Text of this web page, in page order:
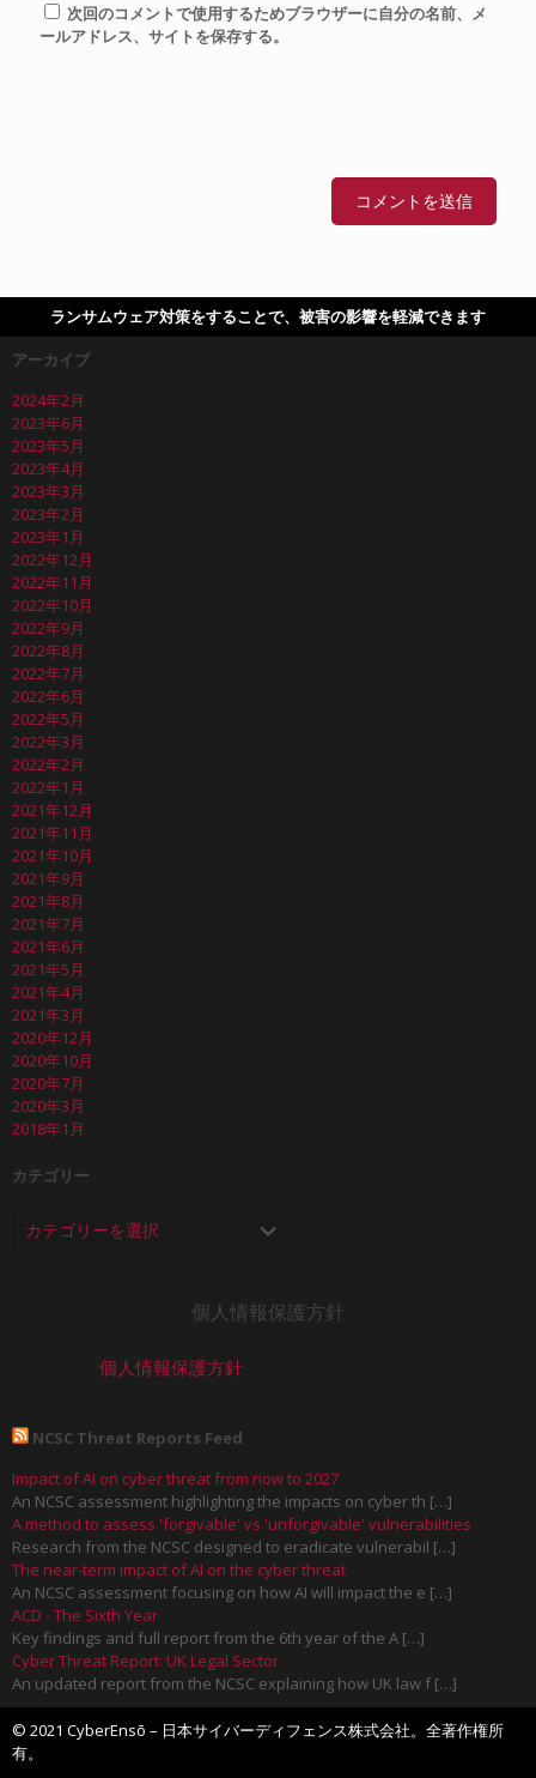
次回のコメントで使用するためブラウザーに自分の名前、メ
ールアドレス、サイトを保存する。
ランサムウェア対策をすることで、被害の影響を軽減できます
アーカイブ
2024年2月
2023年6月
2023年5月
2023年4月
2023年3月
2023年2月
2023年1月
2022年12月
2022年11月
2022年10月
2022年9月
2022年8月
2022年7月
2022年6月
2022年5月
2022年3月
2022年2月
2022年1月
2021年12月
2021年11月
2021年10月
2021年9月
2021年8月
2021年7月
2021年6月
2021年5月
2021年4月
2021年3月
2020年12月
2020年10月
2020年7月
2020年3月
2018年1月
カテゴリー
個人情報保護方針
個人情報保護方針
NCSC Threat Reports Feed
Impact of AI on cyber threat from now to 2027
An NCSC assessment highlighting the impacts on cyber th […]
A method to assess 'forgivable' vs 'unforgivable' vulnerabilities
Research from the NCSC designed to eradicate vulnerabil […]
The near-term impact of AI on the cyber threat
An NCSC assessment focusing on how AI will impact the e […]
ACD - The Sixth Year
Key findings and full report from the 6th year of the A […]
Cyber Threat Report: UK Legal Sector
An updated report from the NCSC explaining how UK law f […]
© 2021 CyberEnsō – 日本サイバーディフェンス株式会社。全著作権所
有。